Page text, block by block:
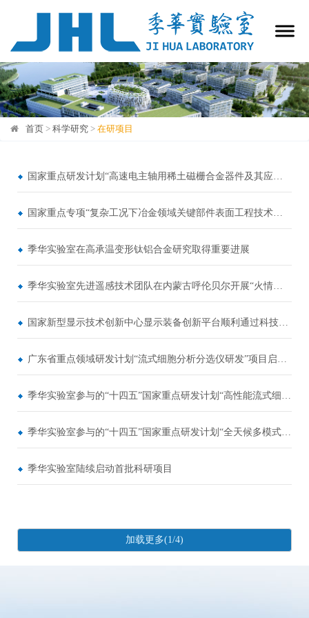
首页 > 科学研究 > 在研项目
国家重点研发计划“高速电主轴用稀土磁栅合金器件及其应用研究”项目启动会在季华实验室召开
国家重点专项“复杂工况下冶金领域关键部件表面工程技术与应用（示范应用）”年度总结推进会议顺利召开
季华实验室在高承温变形钛铝合金研究取得重要进展
季华实验室先进遥感技术团队在内蒙古呼伦贝尔开展“火情监测”项目外场系留球试验
国家新型显示技术创新中心显示装备创新平台顺利通过科技部组织的考察论证
广东省重点领域研发计划“流式细胞分析分选仪研发”项目启动会顺利召开
季华实验室参与的“十四五”国家重点研发计划“高性能流式细胞分选仪”项目启动会顺利召开
季华实验室参与的“十四五”国家重点研发计划“全天候多模式森林火险监测预报与火灾早期精准探测研究”项目启动会顺利召开
季华实验室陆续启动首批科研项目
加载更多(1/4)